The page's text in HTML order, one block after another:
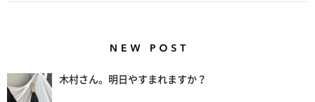
木村さん。明日やすまれますか？